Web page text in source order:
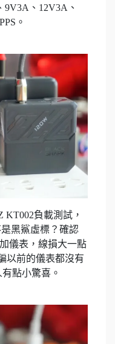
、12V3A、
。
KT002負載測試，
黑鯊虛標？確認
儀表，線損大一點
以前的儀表都沒有
點小驚喜。